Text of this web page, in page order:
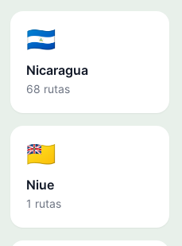
🇳🇮
Nicaragua
68 rutas
🇳🇺
Niue
1 rutas